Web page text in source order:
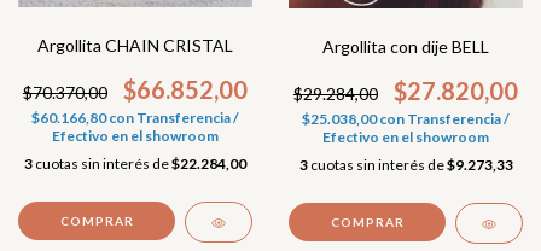
Argollita CHAIN CRISTAL
$70.370,00 $66.852,00
$60.166,80con Transferencia /
Efectivo en el showroom
3 cuotas sin interés de$22.284,00
COMPRAR
Argollita con dije BELL
$29.284,00 $27.820,00
$25.038,00con Transferencia /
Efectivo en el showroom
3 cuotas sin interés de$9.273,33